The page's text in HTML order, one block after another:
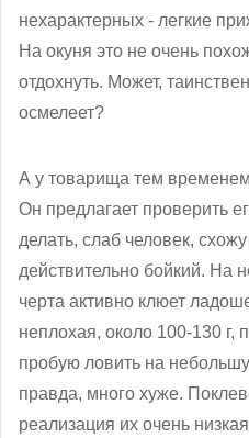
нехарактерных - легкие
На окуня это не очень
отдохнуть. Может,
осмелеет?
А у товарища тем
Он предлагает проверить
делать, слаб человек,
действительно бойкий. На
черта активно клюет
неплохая, около 100-130 г,
пробую ловить на
правда, много хуже.
реализация их очень